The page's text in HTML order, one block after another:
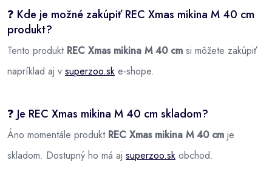
❓ Kde je možné zakúpiť REC Xmas mikina M 40 cm
produkt?
Tento produkt REC Xmas mikina M 40 cm si môžete zakúpiť
napríklad aj v superzoo.sk e-shope.
❓ Je REC Xmas mikina M 40 cm skladom?
Áno momentále produkt REC Xmas mikina M 40 cm je
skladom. Dostupný ho má aj superzoo.sk obchod.